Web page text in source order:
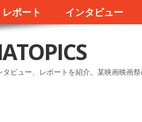
レポート インタビュー
ビュー、レポートを紹介。某映画映画